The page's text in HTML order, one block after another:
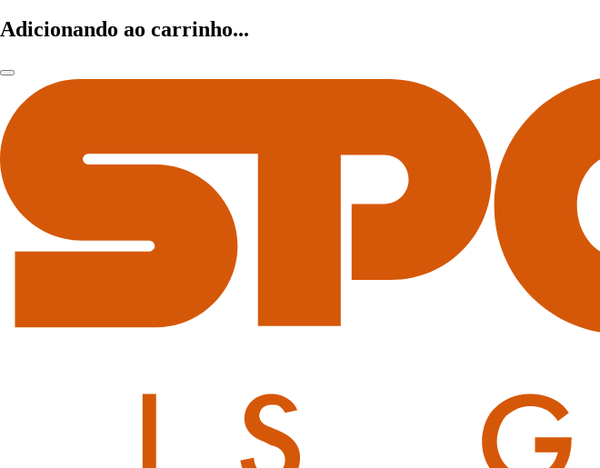
Adicionando ao carrinho...